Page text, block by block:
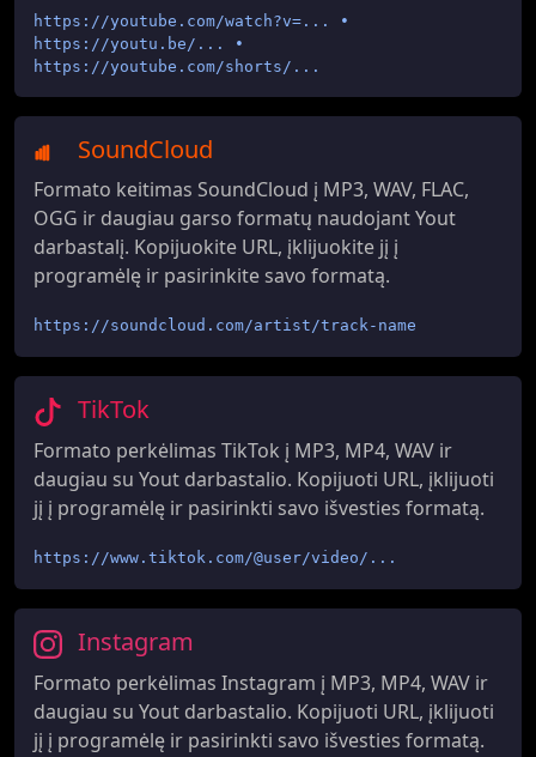
https://youtube.com/watch?v=... •
https://youtu.be/... •
https://youtube.com/shorts/...
SoundCloud
Formato keitimas SoundCloud į MP3, WAV, FLAC,
OGG ir daugiau garso formatų naudojant Yout
darbastalį. Kopijuokite URL, įklijuokite jį į
programėlę ir pasirinkite savo formatą.
https://soundcloud.com/artist/track-name
TikTok
Formato perkėlimas TikTok į MP3, MP4, WAV ir
daugiau su Yout darbastalio. Kopijuoti URL, įklijuoti
jį į programėlę ir pasirinkti savo išvesties formatą.
https://www.tiktok.com/@user/video/...
Instagram
Formato perkėlimas Instagram į MP3, MP4, WAV ir
daugiau su Yout darbastalio. Kopijuoti URL, įklijuoti
jį į programėlę ir pasirinkti savo išvesties formatą.